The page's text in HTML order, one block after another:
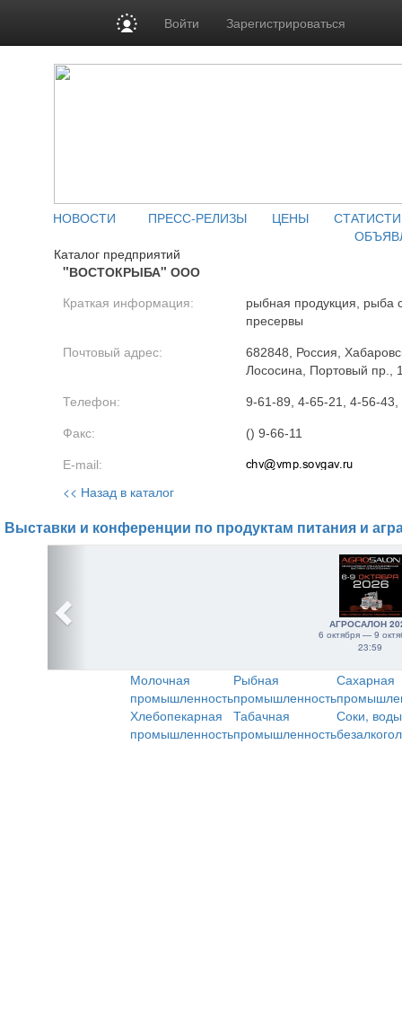
Войти Зарегистрироваться
НОВОСТИ ПРЕСС-РЕЛИЗЫ ЦЕНЫ
Каталог предприятий
"ВОСТОКРЫБА" ООО
Краткая информация:
рыбная продукция, рыба
пресервы
Почтовый адрес:
682848, Россия,
Лососина, Портовый пр.,
Телефон: 9-61-89, 4-65-21, 4-56-43,
Факс: () 9-66-11
E-mail:
<< Назад в каталог
Выставки и конференции по продуктам питания и
АГРОСАЛОН
6 октября — 9
23:59
Молочная
промышленность
Рыбная
промышленность
Сахарная
Хлебопекарная
промышленность
Табачная
промышленность
Соки,